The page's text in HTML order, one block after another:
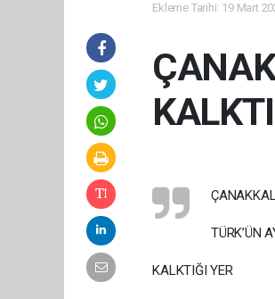
Ekleme Tarihi: 19 Mart
TÜRK’ÜN
KALKTIĞI YER